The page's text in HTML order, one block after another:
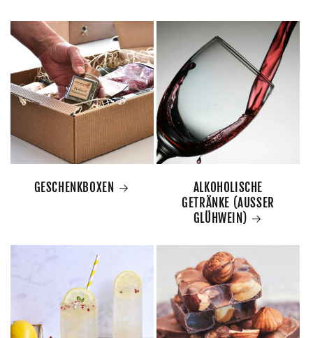
GESCHENKBOXEN
ALKOHOLISCHE
GETRÄNKE (AUSSER
GLÜHWEIN)